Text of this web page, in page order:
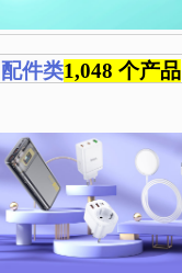
配件类1,048 个产品